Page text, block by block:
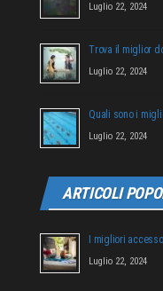
Luglio 22, 2024
Trova il miglior
Luglio 22, 2024
Quali sono i
Luglio 22, 2024
ARTICOLI
I migliori
Luglio 22, 2024